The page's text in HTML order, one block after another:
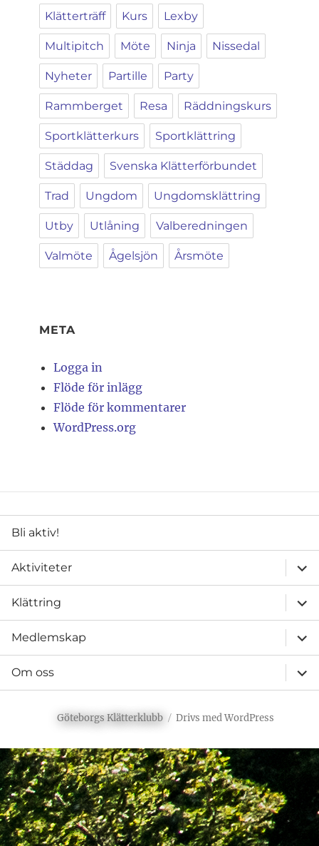
Klätterträff Kurs Lexby
Multipitch Möte Ninja Nissedal
Nyheter Partille Party
Rammberget Resa Räddningskurs
Sportklätterkurs Sportklättring
Städdag Svenska Klätterförbundet
Trad Ungdom Ungdomsklättring
Utby Utlåning Valberedningen
Valmöte Ågelsjön Årsmöte
META
Logga in
Flöde för inlägg
Flöde för kommentarer
WordPress.org
Bli aktiv!
Aktiviteter
Klättring
Medlemskap
Om oss
Göteborgs Klätterklubb Drivs med WordPress